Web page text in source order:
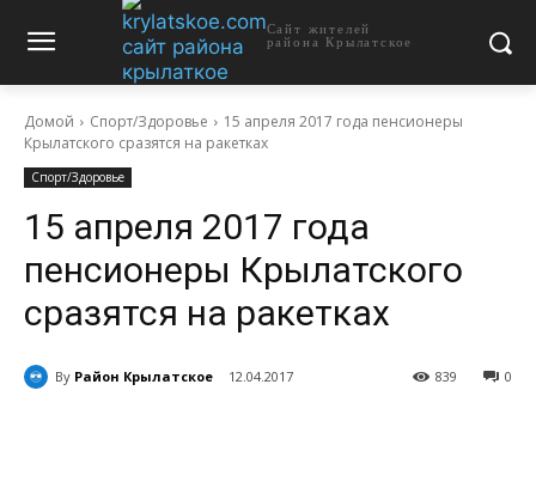
Сайт жителей
района Крылатское
Домой Спорт/Здоровье
15 апреля 2017 года пенсионеры
Крылатского сразятся на ракетках
Спорт/Здоровье
15 апреля 2017 года
пенсионеры Крылатского
сразятся на ракетках
By Район Крылатское 12.04.2017 0
839